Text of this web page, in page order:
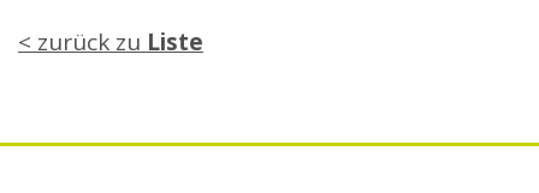
< zurück zu Liste